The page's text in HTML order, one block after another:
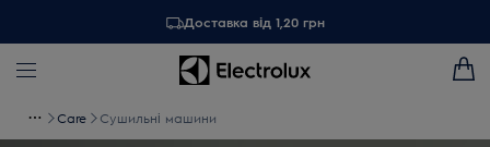
Доставка від 1,20 грн
Care Сушильні машини